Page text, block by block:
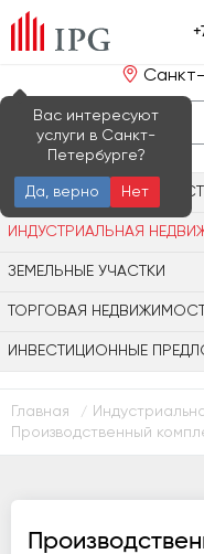
Вас интересуют
услуги в Санкт-
Петербурге?
Да, верно Нет
ОФИСНАЯ
ИНДУСТРИАЛЬНАЯ
ЗЕМЕЛЬНЫЕ УЧАСТКИ
ТОРГОВАЯ
ИНВЕСТИЦИОННЫЕ
Главная /
Производственный